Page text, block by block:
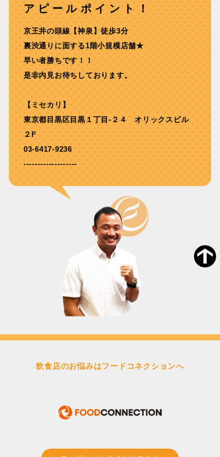
アピールポイント！
京王井の頭線【神泉】徒歩3分
裏渋通りに⾯する1階⼩規模店舗★
早い者勝ちです！！
是非内見お待ちしております。
【ミセカリ】
東京都目黒区目黒１丁目-２４ オリックスビル
２F
03-6417-9236
-------------------
飲食店のお悩みはフードコネクションへ